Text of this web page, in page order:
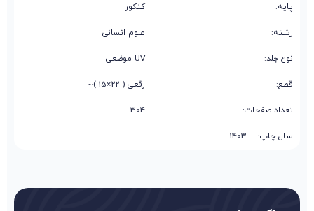
پایه: کنکور
رشته: علوم انسانی
نوع جلد: UV موضعی
قطع: رقعی ( 22×15 )~
تعداد صفحات: 304
سال چاپ: 1403